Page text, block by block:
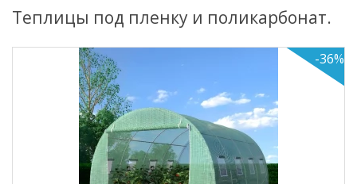
Теплицы под пленку и поликарбонат.
-36%